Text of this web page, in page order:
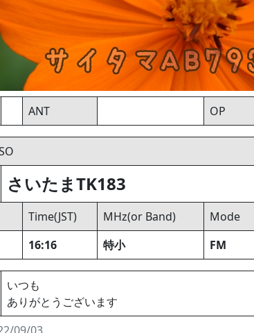
ANT OP
さいたまTK183
Time(JST) MHz(or Band) Mode
16:16 特小 FM
いつも
ありがとうございます